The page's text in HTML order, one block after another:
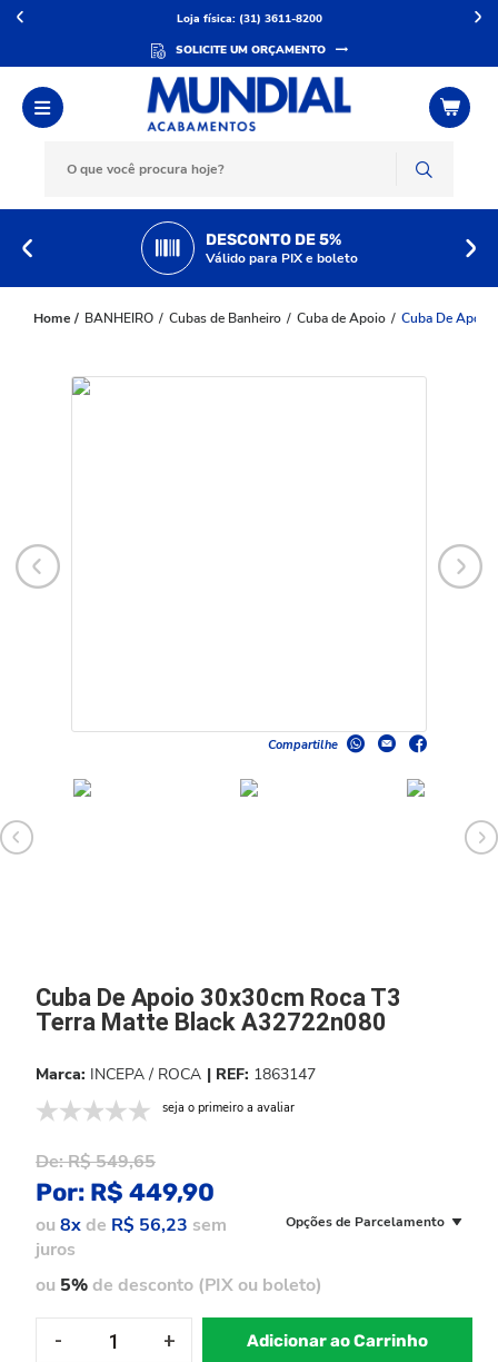
Loja física: (31) 3611-8200
SOLICITE UM ORÇAMENTO
DESCONTO DE 5%
Válido para PIX e boleto
BANHEIRO Cubas de Banheiro Cuba de Apoio Cuba De Apoio
Compartilhe
Cuba De Apoio 30x30cm Roca T3
Terra Matte Black A32722n080
INCEPA / ROCA 1863147
seja o primeiro a avaliar
De:R$ 549,65
Por: R$ 449,90
ou 8xde R$ 56,23 sem
juros
Opções de Parcelamento
ou 5%de desconto (PIX ou boleto)
Adicionar ao Carrinho